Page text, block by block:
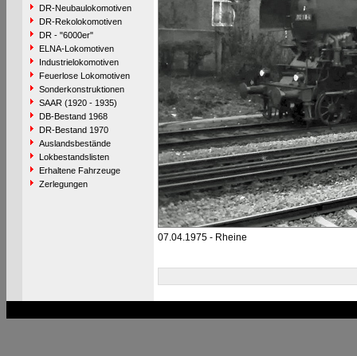
DR-Neubaulokomotiven
DR-Rekolokomotiven
DR - "6000er"
ELNA-Lokomotiven
Industrielokomotiven
Feuerlose Lokomotiven
Sonderkonstruktionen
SAAR (1920 - 1935)
DB-Bestand 1968
DR-Bestand 1970
Auslandsbestände
Lokbestandslisten
Erhaltene Fahrzeuge
Zerlegungen
07.04.1975 - Rheine